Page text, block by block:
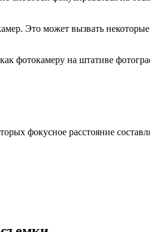
Это может вызвать
фотокамеру на штативе
фокусное расстояние